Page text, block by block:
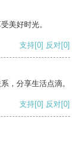
美好时光。
支持[0] 反对[0]
，分享生活点滴。
支持[0] 反对[0]